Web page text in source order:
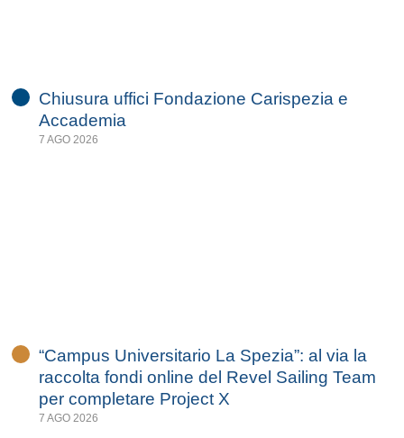
Chiusura uffici Fondazione Carispezia e
Accademia
7 AGO 2026
“Campus Universitario La Spezia”: al via la
raccolta fondi online del Revel Sailing Team
per completare Project X
7 AGO 2026